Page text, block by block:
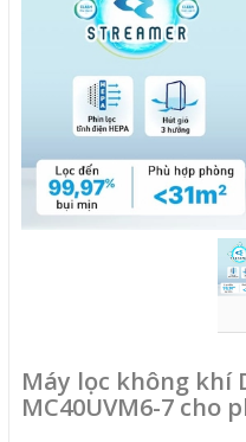
Máy lọc không khí
MC40UVM6-7 cho